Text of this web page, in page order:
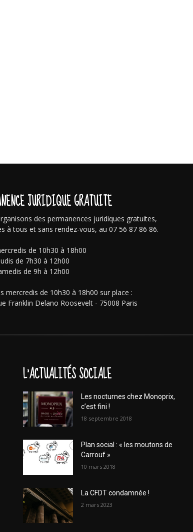
JURIDIQUE GRATUITE
des permanences juridiques gratuites,
à tous et sans rendez-vous, au 07 56 87 86 86.
de 10h30 à 18h00
de 7h30 à 12h00
de 9h à 12h00
mercredis de 10h30 à 18h00 sur place :
Franklin Delano Roosevelt - 75008 Paris
L'ACTUALITÉS SOCIALE
Les nocturnes chez Monoprix,
c’est fini !
18 septembre 2018
Plan social : « les moutons de
Carrouf »
10 mars 2018
La CFDT condamnée !
2 mars 2023